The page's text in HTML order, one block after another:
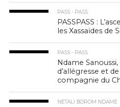
PASS - PASS
PASSPASS :
les Xassaïdes de
PASS - PASS
Ndame
d’allégresse et
compagnie du
NETALI BOROM NDAME